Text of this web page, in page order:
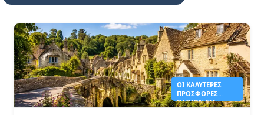
ΟΙ ΚΑΛΎΤΕΡΕΣ
ΠΡΟΣΦΟΡΈΣ
ΠΛΟΊΩΝ ΓΙΑ